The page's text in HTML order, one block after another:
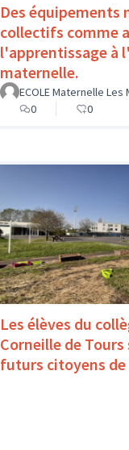
Des équipements
collectifs comme
l'apprentissage à
maternelle.
ECOLE Maternelle
0
0
Les élèves du
Corneille de Tours
futurs citoyens de